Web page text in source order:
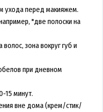
ухода перед макияжем.
"две полоски на
зона вокруг губ и
при дневном
15 минут.
вне дома (крем/стик/